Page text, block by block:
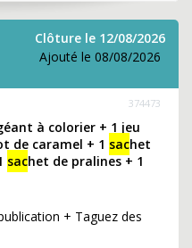
Clôture le 12/08/2026
Ajouté le 08/08/2026
374473
à colorier + 1 jeu
de caramel + 1 sachet
sachet de pralines + 1
+ Taguez des